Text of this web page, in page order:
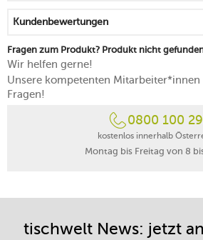
Kundenbewertungen
Fragen zum Produkt? Produkt nicht
Wir helfen gerne!
Unsere kompetenten
Fragen!
0800 100
kostenlos innerhalb
Montag bis Freitag von 8
tischwelt News: jetzt